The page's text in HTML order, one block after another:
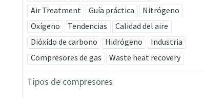
Air Treatment
Guía práctica
Nitrógeno
Oxígeno
Tendencias
Calidad del aire
Dióxido de carbono
Hidrógeno
Industria
Compresores de gas
Waste heat recovery
Tipos de compresores